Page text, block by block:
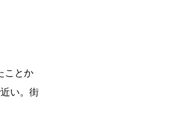
ことか
い。街